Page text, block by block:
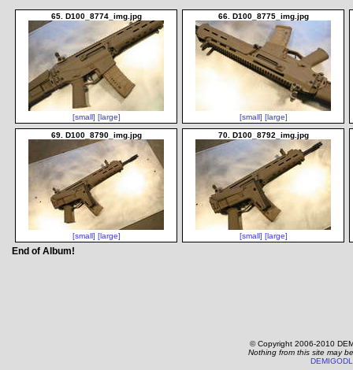
65. D100_8774_img.jpg
[small] [large]
66. D100_8775_img.jpg
[small] [large]
69. D100_8790_img.jpg
[small] [large]
70. D100_8792_img.jpg
[small] [large]
End of Album!
© Copyright 2006-2010
Nothing from this site may